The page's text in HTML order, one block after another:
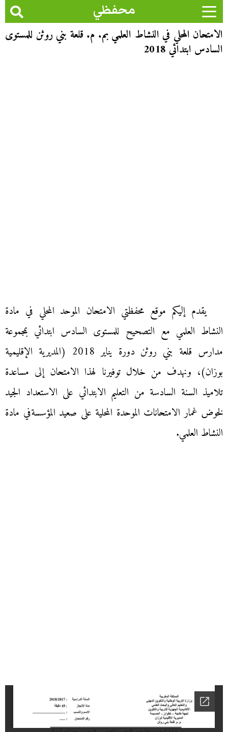
محفظي
الامتحان المحلي في النشاط العلمي بم. م. قلعة بني روثن للمستوى
السادس ابتدائي 2018
يقدم إليكم موقع محفظتي الامتحان الموحد المحلي في مادة
النشاط العلمي مع التصحيح للمستوى السادس ابتدائي بمجموعة
مدارس قلعة بني روثن دورة يناير 2018 (المديرية الإقليمية
بوزان)، ونهدف من خلال توفيرنا لهذا الامتحان إلى مساعدة
تلاميذ السنة السادسة من التعليم الابتدائي على الاستعداد الجيد
لخوض غمار الامتحانات الموحدة المحلية على صعيد المؤسسةفي مادة
النشاط العلمي.